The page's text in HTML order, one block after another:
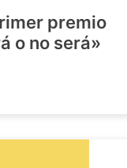
premio
o no será»